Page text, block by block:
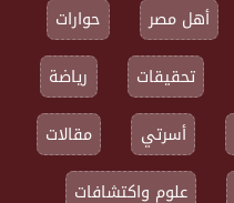
أهل مصر
حوارات
تحقيقات
رياضة
أسرتي
مقالات
علوم واكتشافات